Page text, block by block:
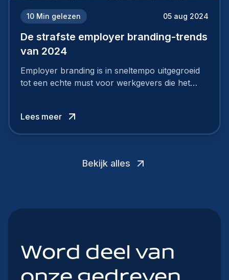
10 Min gelezen 05 aug 2024
De strafste employer branding-trends
van 2024
Employer branding is in sneltempo uitgegroeid
tot een echte must voor werkgevers die het
Lees meer
Bekijk alles
Word deel van